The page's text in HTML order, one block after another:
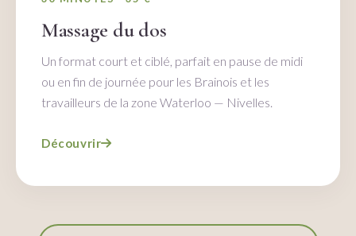
Massage du dos
Un format court et ciblé, parfait en pause de midi
ou en fin de journée pour les Brainois et les
travailleurs de la zone Waterloo — Nivelles.
Découvrir